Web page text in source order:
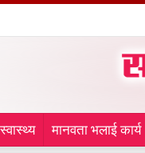
स्वास्थ्य मानवता भलाई कार्य